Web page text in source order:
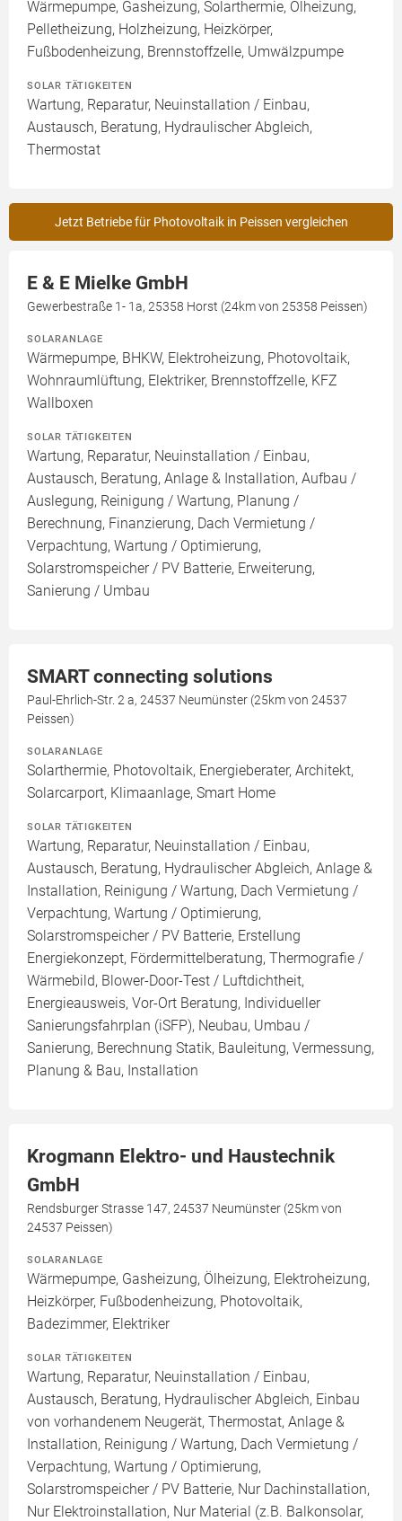
Wärmepumpe, Gasheizung, Solarthermie, Ölheizung,
Pelletheizung, Holzheizung, Heizkörper,
Fußbodenheizung, Brennstoffzelle, Umwälzpumpe
SOLAR TÄTIGKEITEN
Wartung, Reparatur, Neuinstallation / Einbau,
Austausch, Beratung, Hydraulischer Abgleich,
Thermostat
Jetzt Betriebe für Photovoltaik in Peissen vergleichen
E & E Mielke GmbH
Gewerbestraße 1- 1a, 25358 Horst (24km von 25358 Peissen)
SOLARANLAGE
Wärmepumpe, BHKW, Elektroheizung, Photovoltaik,
Wohnraumlüftung, Elektriker, Brennstoffzelle, KFZ
Wallboxen
SOLAR TÄTIGKEITEN
Wartung, Reparatur, Neuinstallation / Einbau,
Austausch, Beratung, Anlage & Installation, Aufbau /
Auslegung, Reinigung / Wartung, Planung /
Berechnung, Finanzierung, Dach Vermietung /
Verpachtung, Wartung / Optimierung,
Solarstromspeicher / PV Batterie, Erweiterung,
Sanierung / Umbau
SMART connecting solutions
Paul-Ehrlich-Str. 2 a, 24537 Neumünster (25km von 24537
Peissen)
SOLARANLAGE
Solarthermie, Photovoltaik, Energieberater, Architekt,
Solarcarport, Klimaanlage, Smart Home
SOLAR TÄTIGKEITEN
Wartung, Reparatur, Neuinstallation / Einbau,
Austausch, Beratung, Hydraulischer Abgleich, Anlage &
Installation, Reinigung / Wartung, Dach Vermietung /
Verpachtung, Wartung / Optimierung,
Solarstromspeicher / PV Batterie, Erstellung
Energiekonzept, Fördermittelberatung, Thermografie /
Wärmebild, Blower-Door-Test / Luftdichtheit,
Energieausweis, Vor-Ort Beratung, Individueller
Sanierungsfahrplan (iSFP), Neubau, Umbau /
Sanierung, Berechnung Statik, Bauleitung, Vermessung,
Planung & Bau, Installation
Krogmann Elektro- und Haustechnik
GmbH
Rendsburger Strasse 147, 24537 Neumünster (25km von
24537 Peissen)
SOLARANLAGE
Wärmepumpe, Gasheizung, Ölheizung, Elektroheizung,
Heizkörper, Fußbodenheizung, Photovoltaik,
Badezimmer, Elektriker
SOLAR TÄTIGKEITEN
Wartung, Reparatur, Neuinstallation / Einbau,
Austausch, Beratung, Hydraulischer Abgleich, Einbau
von vorhandenem Neugerät, Thermostat, Anlage &
Installation, Reinigung / Wartung, Dach Vermietung /
Verpachtung, Wartung / Optimierung,
Solarstromspeicher / PV Batterie, Nur Dachinstallation,
Nur Elektroinstallation, Nur Material (z.B. Balkonsolar,